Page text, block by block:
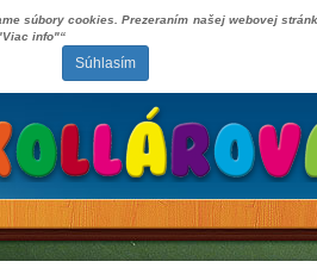
súbory cookies. Prezeraním našej webovej
info"“
Súhlasím